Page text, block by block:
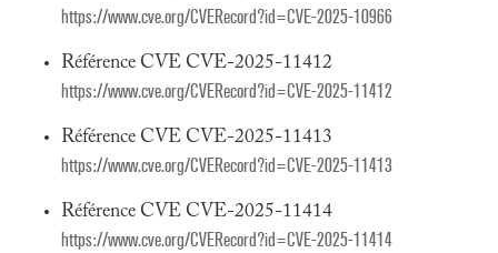
https://www.cve.org/CVERecord?id=CVE-2025-10966
Référence CVE CVE-2025-11412
https://www.cve.org/CVERecord?id=CVE-2025-11412
Référence CVE CVE-2025-11413
https://www.cve.org/CVERecord?id=CVE-2025-11413
Référence CVE CVE-2025-11414
https://www.cve.org/CVERecord?id=CVE-2025-11414